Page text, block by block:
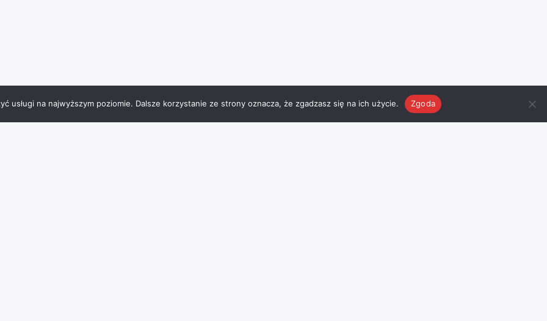
usługi na najwyższym poziomie. Dalsze korzystanie ze strony oznacza, że zgadzasz się na ich użycie. Zgoda